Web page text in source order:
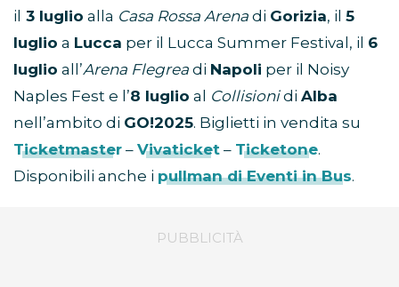
il 3 luglio alla Casa Rossa Arena di Gorizia, il 5
luglio a Lucca per il Lucca Summer Festival, il 6
luglio all’Arena Flegrea di Napoli per il Noisy
Naples Fest e l’8 luglio al Collisionidi Alba
nell’ambito di GO!2025. Biglietti in vendita su
Ticketmaster – Vivaticket – Ticketone.
Disponibili anche i pullman di Eventi in Bus.